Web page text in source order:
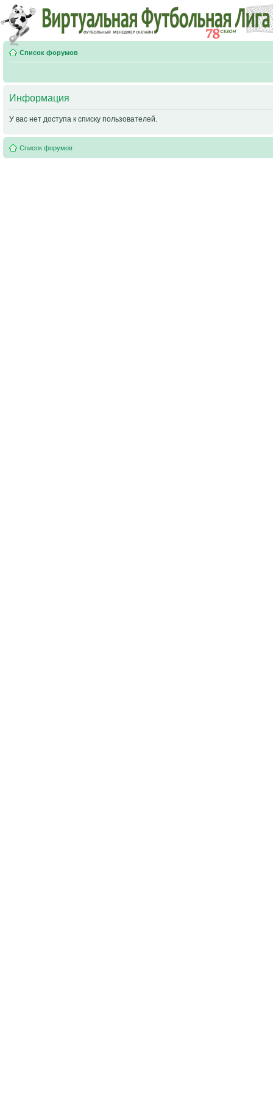
Список форумов
Информация
У вас нет доступа к списку пользователей.
Список форумов